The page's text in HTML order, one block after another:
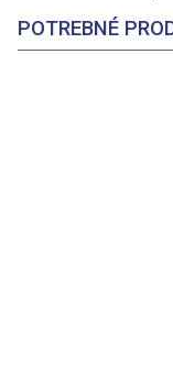
POTREBNÉ